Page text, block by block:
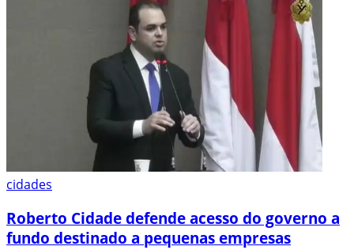
cidades
Roberto Cidade defende acesso do governo a
fundo destinado a pequenas empresas